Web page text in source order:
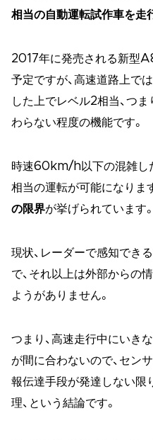
相当の自動運転試作車を走
2017年に発売される新型
予定ですが、高速道路上で
した上でレベル2相当、つ
わらない程度の機能です。
時速60km/h以下の混雑し
相当の運転が可能になりま
の限界が挙げられています。
現状、レーダーで感知でき
で、それ以上は外部からの
ようがありません。
つまり、高速走行中にいき
が間に合わないので、セン
報伝達手段が発達しない限
理、という結論です。